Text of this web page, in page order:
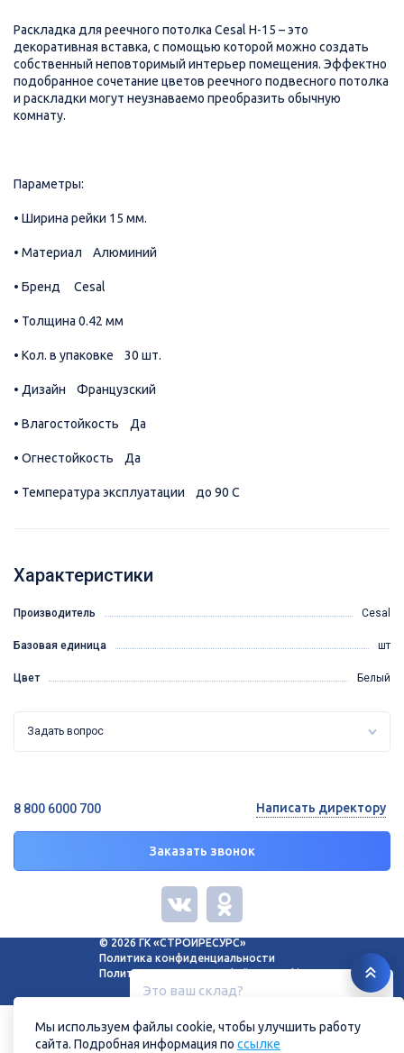
Это ваш склад?
Раскладка для реечного потолка Cesal H-15 – это
декоративная вставка, с помощью которой можно создать
собственный неповторимый интерьер помещения. Эффектно
подобранное сочетание цветов реечного подвесного потолка
и раскладки могут неузнаваемо преобразить обычную
комнату.
Параметры:
• Ширина рейки 15 мм.
• Материал Алюминий
• Бренд Cesal
• Толщина 0.42 мм
• Кол. в упаковке 30 шт.
• Дизайн Французский
• Влагостойкость Да
• Огнестойкость Да
• Температура эксплуатации до 90 С
Характеристики
Производитель Cesal
Базовая единица шт
Цвет Белый
Задать вопрос
8 800 6000 700
Заказать звонок
Написать директору
© 2026 ГК «СТРОЙРЕСУРС»
Политика конфиденциальности
Политика в отношении файлов cookie
Мы используем файлы cookie, чтобы улучшить работу
сайта. Подробная информация по ссылке